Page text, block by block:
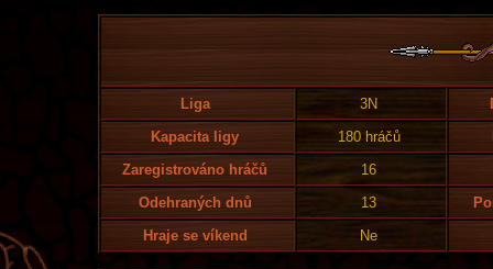
Liga 3N
Kapacita ligy
180 hráčů
Zaregistrováno hráčů
16
Odehraných dnů
13
Hraje se víkend
Ne